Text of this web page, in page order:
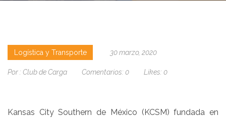
Logística y Transporte 30 marzo, 2020
Por : Club de Carga Comentarios: 0 Likes: 0
Kansas City Southern de México (KCSM) fundada en